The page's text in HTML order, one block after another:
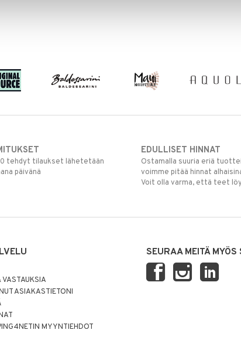
tehdyt tilaukset lähetetään
päivänä
EDULLISET HINNAT
Ostamalla suuria eriä
voimme pitää hinnat
Voit olla varma, että teet
ASIAKASTIETONI
MYYNTIEHDOT
SEURAA MEITÄ